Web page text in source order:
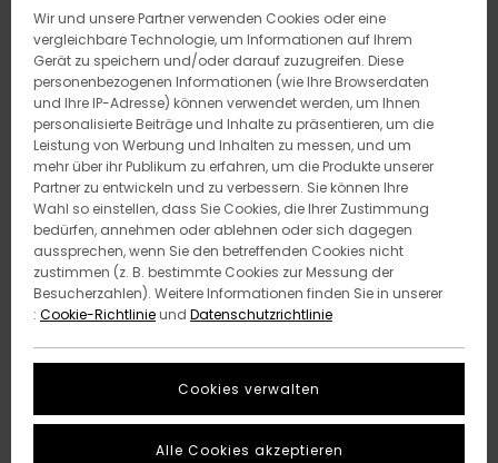
Wir und unsere Partner verwenden Cookies oder eine
vergleichbare Technologie, um Informationen auf Ihrem
Gerät zu speichern und/oder darauf zuzugreifen. Diese
personenbezogenen Informationen (wie Ihre Browserdaten
und Ihre IP-Adresse) können verwendet werden, um Ihnen
personalisierte Beiträge und Inhalte zu präsentieren, um die
Leistung von Werbung und Inhalten zu messen, und um
mehr über ihr Publikum zu erfahren, um die Produkte unserer
Partner zu entwickeln und zu verbessern. Sie können Ihre
Wahl so einstellen, dass Sie Cookies, die Ihrer Zustimmung
bedürfen, annehmen oder ablehnen oder sich dagegen
aussprechen, wenn Sie den betreffenden Cookies nicht
zustimmen (z. B. bestimmte Cookies zur Messung der
Besucherzahlen). Weitere Informationen finden Sie in unserer
: Cookie-Richtlinieund Datenschutzrichtlinie
Cookies verwalten
Alle Cookies akzeptieren